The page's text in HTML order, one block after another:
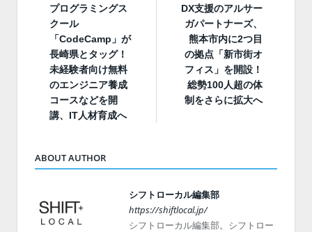
プログラミングス
クール
「CodeCamp」が
長崎県とタッグ！
未経験者向け無料
のエンジニア養成
コースなどを開
講、IT人材育成へ
DX支援のアルサー
ガパートナーズ、
熊本市内に2つ目
の拠点「新市街オ
フィス」を開設！
総勢100人超の体
制をさらに拡大へ
ABOUT AUTHOR
シフトローカル編集部
https://shiftlocal.jp/
シフトローカル編集部。シフトロー